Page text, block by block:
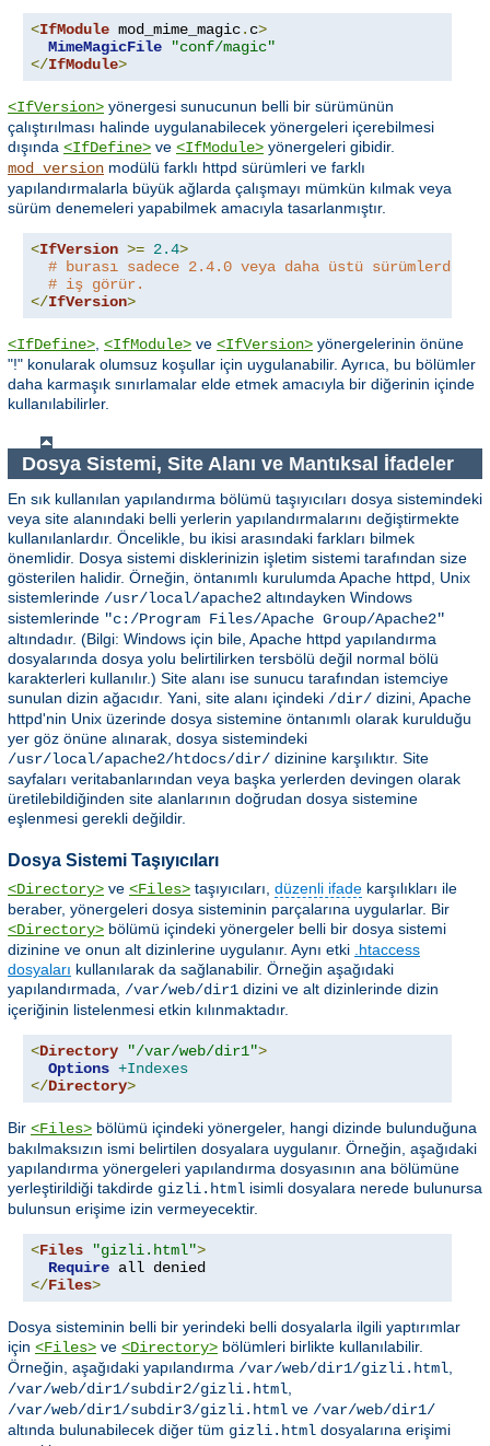
<IfModule mod_mime_magic. c>
MimeMagicFile
"conf/magic"
</IfModule>
<IfVersion> yönergesi sunucunun belli bir sürümünün
çalıştırılması halinde uygulanabilecek yönergeleri içerebilmesi
dışında <IfDefine> ve <IfModule> yönergeleri gibidir.
mod_version modülü farklı httpd sürümleri ve farklı
yapılandırmalarla büyük ağlarda çalışmayı mümkün kılmak veya
sürüm denemeleri yapabilmek amacıyla tasarlanmıştır.
<IfVersion >= 2.4>
# burası sadece 2.4.0 veya daha üstü sürümlerde
# iş görür.
</IfVersion>
<IfDefine> <IfModule> ve <IfVersion> yönergelerinin önüne
"!" konularak olumsuz koşullar için uygulanabilir. Ayrıca, bu bölümler
daha karmaşık sınırlamalar elde etmek amacıyla bir diğerinin içinde
kullanılabilirler.
Dosya Sistemi, Site Alanı ve Mantıksal İfadeler
En sık kullanılan yapılandırma bölümü taşıyıcıları dosya sistemindeki
veya site alanındaki belli yerlerin yapılandırmalarını değiştirmekte
kullanılanlardır. Öncelikle, bu ikisi arasındaki farkları bilmek
önemlidir. Dosya sistemi disklerinizin işletim sistemi tarafından size
gösterilen halidir. Örneğin, öntanımlı kurulumda Apache httpd, Unix
sistemlerinde /usr/local/apache2 altındayken Windows
sistemlerinde "c:/Program Files/Apache Group/Apache2"
altındadır. (Bilgi: Windows için bile, Apache httpd yapılandırma
dosyalarında dosya yolu belirtilirken tersbölü değil normal bölü
karakterleri kullanılır.) Site alanı ise sunucu tarafından istemciye
sunulan dizin ağacıdır. Yani, site alanı içindeki /dir/ dizini, Apache
httpd'nin Unix üzerinde dosya sistemine öntanımlı olarak kurulduğu
yer göz önüne alınarak, dosya sistemindeki
/usr/local/apache2/htdocs/dir/ dizinine karşılıktır. Site
sayfaları veritabanlarından veya başka yerlerden devingen olarak
üretilebildiğinden site alanlarının doğrudan dosya sistemine
eşlenmesi gerekli değildir.
Dosya Sistemi Taşıyıcıları
<Directory> ve <Files> taşıyıcıları, düzenli ifade karşılıkları ile
beraber, yönergeleri dosya sisteminin parçalarına uygularlar. Bir
<Directory> bölümü içindeki yönergeler belli bir dosya sistemi
dizinine ve onun alt dizinlerine uygulanır. Aynı etki .htaccess
dosyaları kullanılarak da sağlanabilir. Örneğin aşağıdaki
yapılandırmada, /var/web/dir1 dizini ve alt dizinlerinde dizin
içeriğinin listelenmesi etkin kılınmaktadır.
<Directory "/var/web/dir1">
Options +Indexes
</Directory>
Bir <Files> bölümü içindeki yönergeler, hangi dizinde bulunduğuna
bakılmaksızın ismi belirtilen dosyalara uygulanır. Örneğin, aşağıdaki
yapılandırma yönergeleri yapılandırma dosyasının ana bölümüne
yerleştirildiği takdirde gizli.html isimli dosyalara nerede bulunursa
bulunsun erişime izin vermeyecektir.
<Files "gizli.html">
Require
</Files>
Dosya sisteminin belli bir yerindeki belli dosyalarla ilgili yaptırımlar
için <Files> ve <Directory> bölümleri birlikte kullanılabilir.
Örneğin, aşağıdaki yapılandırma /var/web/dir1/gizli.html
/var/web/dir1/subdir2/gizli.html
/var/web/dir1/subdir3/gizli.html ve /var/web/dir1/
altında bulunabilecek diğer tüm gizli.html dosyalarına erişimi